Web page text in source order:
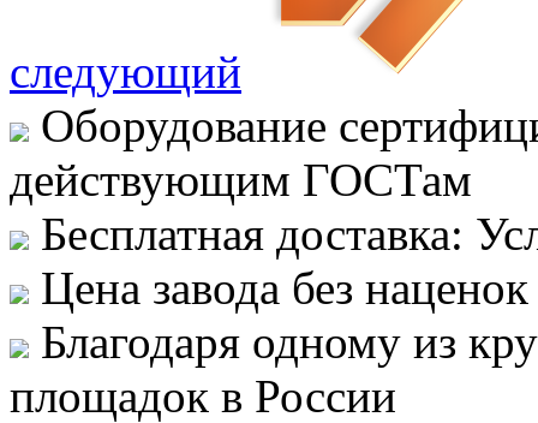
следующий
Оборудование
действующим ГОСТам
Бесплатная доставка:
Цена завода без
Благодаря одному из
площадок в России